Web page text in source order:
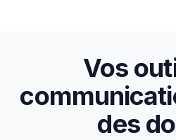
Vos
des